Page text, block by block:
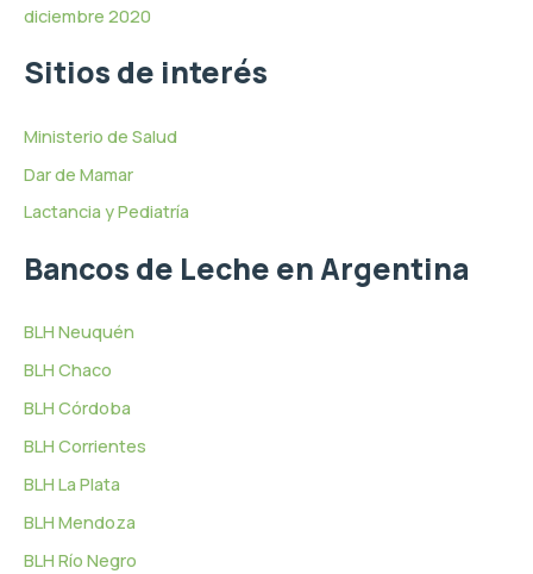
diciembre 2020
Sitios de interés
Ministerio de Salud
Dar de Mamar
Lactancia y Pediatría
Bancos de Leche en Argentina
BLH Neuquén
BLH Chaco
BLH Córdoba
BLH Corrientes
BLH La Plata
BLH Mendoza
BLH Río Negro